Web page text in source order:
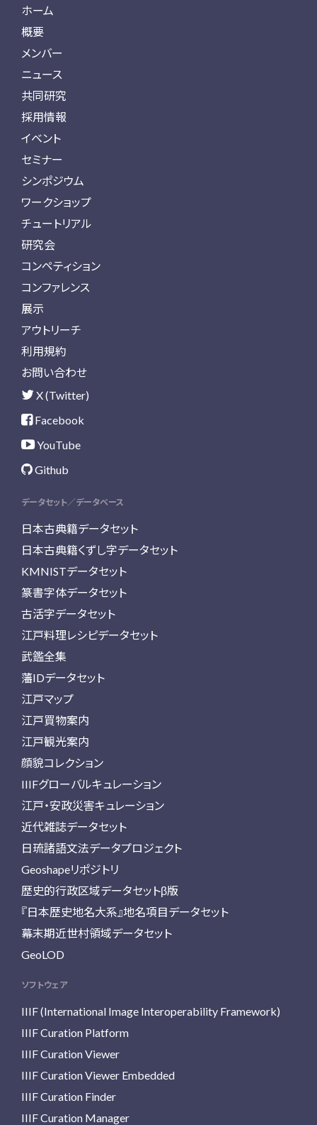
ホーム
概要
メンバー
ニュース
共同研究
採用情報
イベント
セミナー
シンポジウム
ワークショップ
チュートリアル
研究会
コンペティション
コンファレンス
展示
アウトリーチ
利用規約
お問い合わせ
X (Twitter)
Facebook
YouTube
Github
データセット／データベース
日本古典籍データセット
日本古典籍くずし字データセット
KMNISTデータセット
篆書字体データセット
古活字データセット
江戸料理レシピデータセット
武鑑全集
藩IDデータセット
江戸マップ
江戸買物案内
江戸観光案内
顔貌コレクション
IIIFグローバルキュレーション
江戸・安政災害キュレーション
近代雑誌データセット
日琉諸語文法データプロジェクト
Geoshapeリポジトリ
歴史的行政区域データセットβ版
『日本歴史地名大系』地名項目データセット
幕末期近世村領域データセット
GeoLOD
ソフトウェア
IIIF (International Image Interoperability Framework)
IIIF Curation Platform
IIIF Curation Viewer
IIIF Curation Viewer Embedded
IIIF Curation Finder
IIIF Curation Manager